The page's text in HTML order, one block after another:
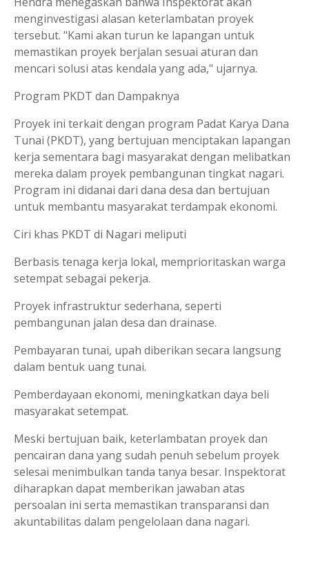
menginvestigasi alasan keterlambatan proyek
tersebut. "Kami akan turun ke lapangan untuk
memastikan proyek berjalan sesuai aturan dan
mencari solusi atas kendala yang ada," ujarnya.
Program PKDT dan Dampaknya
Proyek ini terkait dengan program Padat Karya Dana
Tunai (PKDT), yang bertujuan menciptakan lapangan
kerja sementara bagi masyarakat dengan melibatkan
mereka dalam proyek pembangunan tingkat nagari.
Program ini didanai dari dana desa dan bertujuan
untuk membantu masyarakat terdampak ekonomi.
Ciri khas PKDT di Nagari meliputi
Berbasis tenaga kerja lokal, memprioritaskan warga
setempat sebagai pekerja.
Proyek infrastruktur sederhana, seperti
pembangunan jalan desa dan drainase.
Pembayaran tunai, upah diberikan secara langsung
dalam bentuk uang tunai.
Pemberdayaan ekonomi, meningkatkan daya beli
masyarakat setempat.
Meski bertujuan baik, keterlambatan proyek dan
pencairan dana yang sudah penuh sebelum proyek
selesai menimbulkan tanda tanya besar. Inspektorat
diharapkan dapat memberikan jawaban atas
persoalan ini serta memastikan transparansi dan
akuntabilitas dalam pengelolaan dana nagari.